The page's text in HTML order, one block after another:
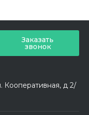
Заказать
звонок
Кооперативная, д 2/